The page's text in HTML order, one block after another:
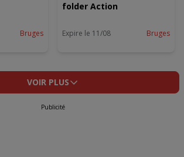
Bruges
folder Action
Expire le 11/08 Bruges
VOIR PLUS
Publicité